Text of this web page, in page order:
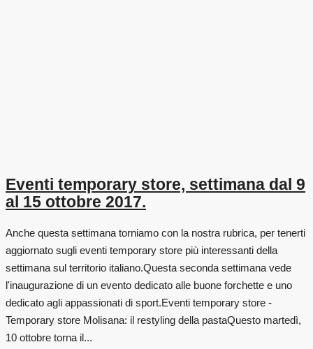
Eventi temporary store, settimana dal 9
al 15 ottobre 2017.
Anche questa settimana torniamo con la nostra rubrica, per tenerti
aggiornato sugli eventi temporary store più interessanti della
settimana sul territorio italiano.Questa seconda settimana vede
l'inaugurazione di un evento dedicato alle buone forchette e uno
dedicato agli appassionati di sport.Eventi temporary store -
Temporary store Molisana: il restyling della pastaQuesto martedì,
10 ottobre torna il...